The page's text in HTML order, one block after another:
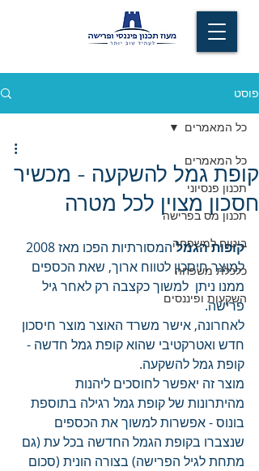
פוסט
כל המאמרים
תכנון פנסיוני
תכנון מס בפרישה
ביטוח למשפחה
כלכלת משפחה
השקעות ופיננסים
כל המאמרים
קופת גמל להשקעה - מכשיר
חסכון מצוין לכל מטרה
קופות הגמל
למוצר חיסכון לטווח ארוך, שאת הכספים
ממנו ניתן  למשוך כקצבה רק לאחר גיל
פרישה.
לאחרונה, אישר משרד האוצר מוצר חיסכון
חדש ואטרקטיבי שהוא קופת גמל חדשה -
קופת גמל להשקעה.
מוצר זה יאפשר לחוסכים ליהנות
מהיתרונות של קופת גמל רגילה בתוספת
בונוס - אפשרות למשוך את הכספים
שנצברו בקופת הגמל החדשה בכל עת (גם
מתחת לגיל הפרישה) בצורה הונית (סכום